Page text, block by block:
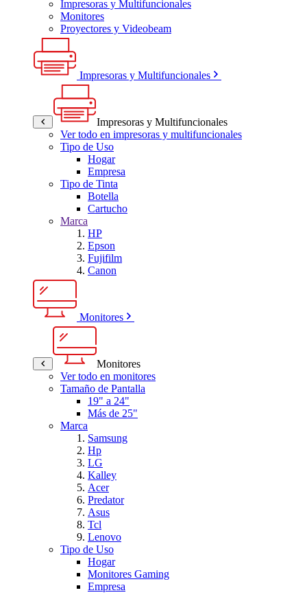
Impresoras y Multifuncionales
Monitores
Proyectores y Videobeam
Impresoras y Multifuncionales
Impresoras y Multifuncionales
Ver todo en impresoras y multifuncionales
Tipo de Uso
Hogar
Empresa
Tipo de Tinta
Botella
Cartucho
Marca
HP
Epson
Fujifilm
Canon
Monitores
Monitores
Ver todo en monitores
Tamaño de Pantalla
19" a 24"
Más de 25"
Marca
Samsung
Hp
LG
Kalley
Acer
Predator
Asus
Tcl
Lenovo
Tipo de Uso
Hogar
Monitores Gaming
Empresa